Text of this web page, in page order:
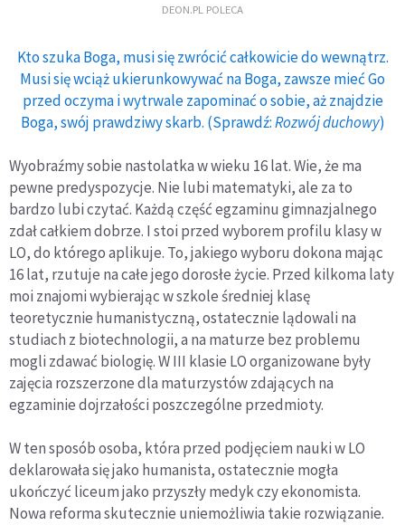
DEON.PL POLECA
Kto szuka Boga, musi się zwrócić całkowicie do wewnątrz.
Musi się wciąż ukierunkowywać na Boga, zawsze mieć Go
przed oczyma i wytrwale zapominać o sobie, aż znajdzie
Boga, swój prawdziwy skarb. (Sprawdź:Rozwój duchowy)
Wyobraźmy sobie nastolatka w wieku 16 lat. Wie, że ma
pewne predyspozycje. Nie lubi matematyki, ale za to
bardzo lubi czytać. Każdą część egzaminu gimnazjalnego
zdał całkiem dobrze. I stoi przed wyborem profilu klasy w
LO, do którego aplikuje. To, jakiego wyboru dokona mając
16 lat, rzutuje na całe jego dorosłe życie. Przed kilkoma laty
moi znajomi wybierając w szkole średniej klasę
teoretycznie humanistyczną, ostatecznie lądowali na
studiach z biotechnologii, a na maturze bez problemu
mogli zdawać biologię. W III klasie LO organizowane były
zajęcia rozszerzone dla maturzystów zdających na
egzaminie dojrzałości poszczególne przedmioty.
W ten sposób osoba, która przed podjęciem nauki w LO
deklarowała się jako humanista, ostatecznie mogła
ukończyć liceum jako przyszły medyk czy ekonomista.
Nowa reforma skutecznie uniemożliwia takie rozwiązanie.